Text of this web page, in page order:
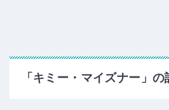
「キミー・マイズナー」